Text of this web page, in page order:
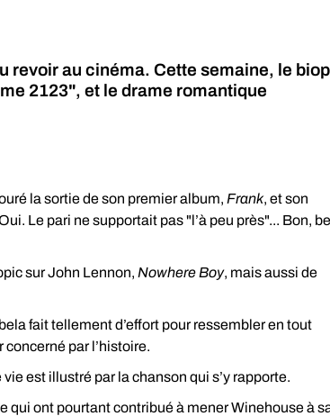
revoir au cinéma. Cette semaine, le
2123", et le drame romantique
la sortie de son premier album, Frank, et son
Le pari ne supportait pas "l’à peu près"... Bon,
sur John Lennon, Nowhere Boy, mais aussi de
fait tellement d’effort pour ressembler en tout
concerné par l’histoire.
est illustré par la chanson qui s’y rapporte.
qui ont pourtant contribué à mener Winehouse à